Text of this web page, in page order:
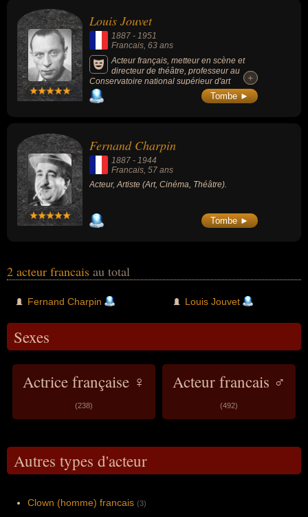
également avoir été artiste, enseignant ou metteur en scène.
Louis Jouvet
1887 - 1951
Francais, 63 ans
Acteur français, metteur en scène et
directeur de théâtre, professeur au
Conservatoire national supérieur d'art
dramatique, connu pour ses rôles dans les
films : Les Bas-fonds (1936), Drôle de drame
+
+
Tombe ►
Fernand Charpin
1887 - 1944
Francais , 57 ans
Acteur, Artiste (Art, Cinéma, Théâtre).
Tombe ►
2 acteur francais au total
Fernand Charpin Louis Jouvet
Sexes
Actrice française ♀
(238)
Acteur francais ♂
(492)
Autres types d'acteur
Clown (homme) francais (3)